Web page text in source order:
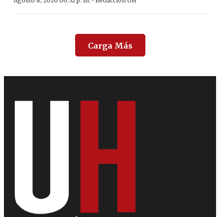
Carga Más